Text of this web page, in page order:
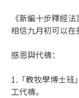
《新編十步釋經
相信九月初可以在
感恩與代禱：
1.「教牧學博士班
工代禱。